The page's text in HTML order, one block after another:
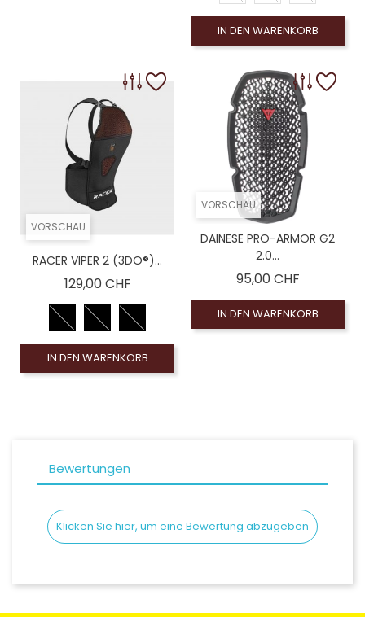
IN DEN WARENKORB
VORSCHAU
RACER VIPER 2 (3DO®)...
129,00 CHFPreis
IN DEN WARENKORB
VORSCHAU
DAINESE PRO-ARMOR G2
2.0...
95,00 CHFPreis
IN DEN WARENKORB
Bewertungen
Klicken Sie hier, um eine Bewertung abzugeben